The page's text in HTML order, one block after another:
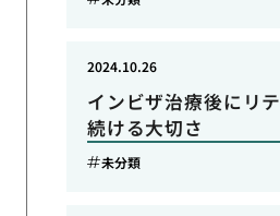
インビザ治療後にリ
続ける大切さ
2024.10.26
未分類